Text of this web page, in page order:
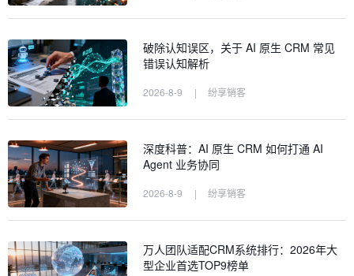
破除认知误区，关于 AI 原生 CRM 常见
错误认知解析
2026-8-9 | 纷享销客
深度科普：AI 原生 CRM 如何打通 AI
Agent 业务协同
2026-8-9 | 纷享销客
万人团队适配CRM系统排行：2026年大
型企业首选TOP9榜单